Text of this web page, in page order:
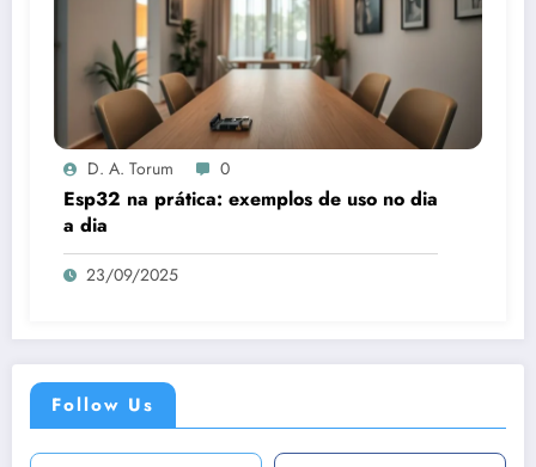
D. A. Torum 0
Esp32 na prática: exemplos de uso no dia
a dia
23/09/2025
Follow Us